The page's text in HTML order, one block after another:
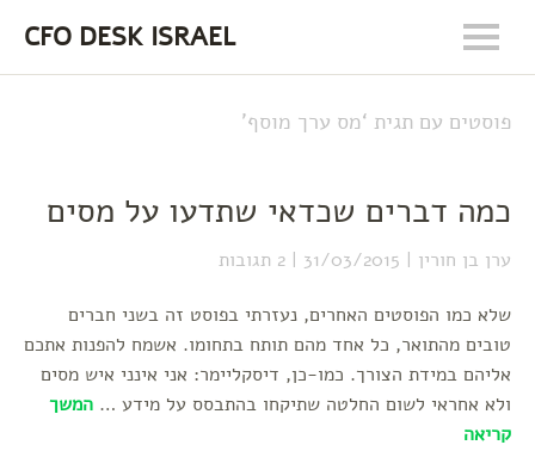
CFO DESK ISRAEL
פוסטים עם תגית ‘מס ערך מוסף’
כמה דברים שכדאי שתדעו על מסים
ערן בן חורין 31/03/2015 2 תגובות
שלא כמו הפוסטים האחרים, נעזרתי בפוסט זה בשני חברים
טובים מהתואר, כל אחד מהם תותח בתחומו. אשמח להפנות אתכם
אליהם במידת הצורך. כמו-כן, דיסקליימר: אני אינני איש מסים
ולא אחראי לשום החלטה שתיקחו בהתבסס על מידע … המשך
קריאה